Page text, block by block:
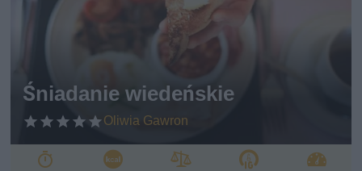
Śniadanie wiedeńskie
Oliwia Gawron